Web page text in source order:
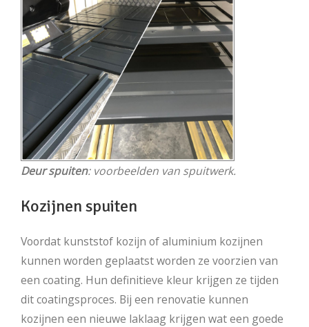
Deur spuiten: voorbeelden van spuitwerk.
Kozijnen spuiten
Voordat kunststof kozijn of aluminium kozijnen
kunnen worden geplaatst worden ze voorzien van
een coating. Hun definitieve kleur krijgen ze tijden
dit coatingsproces. Bij een renovatie kunnen
kozijnen een nieuwe laklaag krijgen wat een goede